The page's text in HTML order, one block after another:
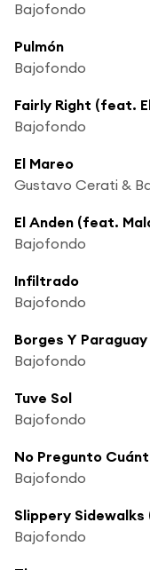
Bajofondo
Pulmón
Bajofondo
Fairly Right (feat.
Bajofondo
El Mareo
Gustavo Cerati &
El Anden (feat.
Bajofondo
Infiltrado
Bajofondo
Borges Y Paraguay
Bajofondo
Tuve Sol
Bajofondo
No Pregunto
Bajofondo
Slippery
Bajofondo